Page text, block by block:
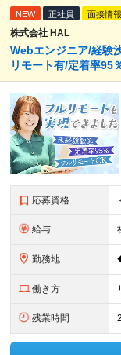
NEW 正社員 面接情
株式会社 HAL
Webエンジニア/経験
リモート有/定着率95
応募資格
給与
勤務地
働き方
残業時間